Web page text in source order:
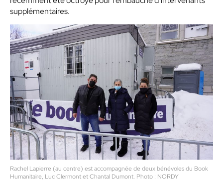
supplémentaires.
Rachel Lapierre (au centre) est accompagnée de deux bénévoles du Book
Humanitaire, Luc Clermont et Chantal Dumont. Photo : NORDY